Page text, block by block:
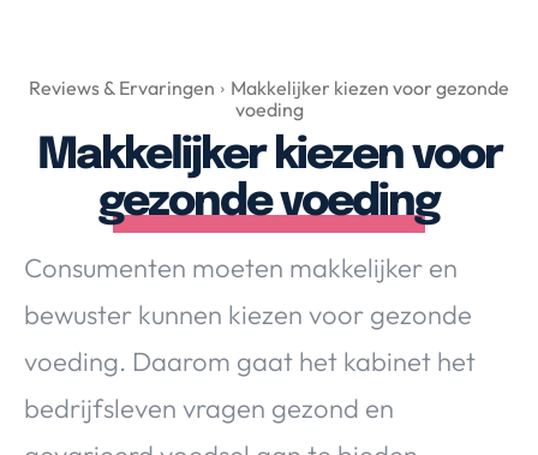
Over Valerie
Over Valerie
De Top 5
Contact
VALERIE'S CHOICE
Food & Drinks Health & Beauty Gadgets
Huis & Tuin
Travel
Reviews & Ervaringen
Makkelijker kiezen voor gezonde
voeding
Makkelijker kiezen voor
gezonde voeding
Consumenten moeten makkelijker en
bewuster kunnen kiezen voor gezonde
voeding. Daarom gaat het kabinet het
bedrijfsleven vragen gezond en